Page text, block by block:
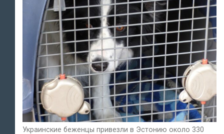
Украинские беженцы привезли в Эстонию около 330